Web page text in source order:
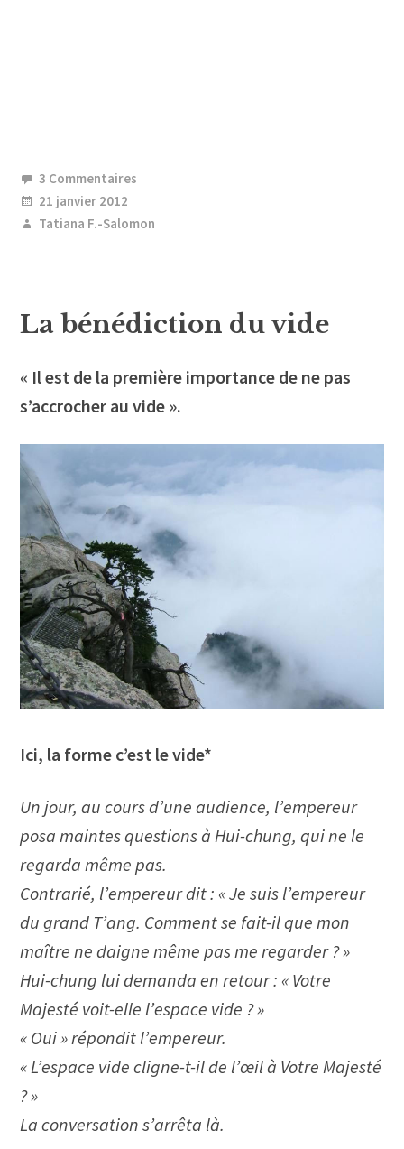
3 Commentaires
21 janvier 2012
Tatiana F.-Salomon
La bénédiction du vide
« Il est de la première importance de ne pas
s’accrocher au vide ».
Ici, la forme c’est le vide*
Un jour, au cours d’une audience, l’empereur
posa maintes questions à Hui-chung, qui ne le
regarda même pas.
Contrarié, l’empereur dit : « Je suis l’empereur
du grand T’ang. Comment se fait-il que mon
maître ne daigne même pas me regarder ? »
Hui-chung lui demanda en retour : « Votre
Majesté voit-elle l’espace vide ? »
« Oui » répondit l’empereur.
« L’espace vide cligne-t-il de l’œil à Votre Majesté
? »
La conversation s’arrêta là.